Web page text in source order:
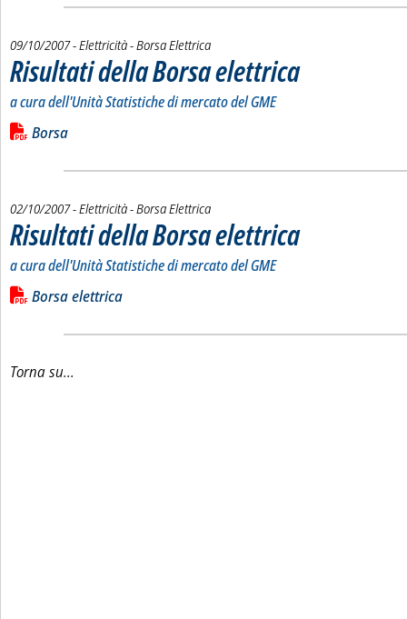
09/10/2007- Elettricità - Borsa Elettrica
Risultati della Borsa elettrica. Sottotitolo: a cura
. Pubblicata martedì 09
a cura dell'Unità Statistiche di mercato del GME
Leggi tutta la notizia: 'Risultati della Borsa elettrica'
Lista allegati PDF alla notizia
Borsa
02/10/2007- Elettricità - Borsa Elettrica
Risultati della Borsa elettrica. Sottotitolo: a cura
. Pubblicata martedì 02
a cura dell'Unità Statistiche di mercato del GME
Leggi tutta la notizia: 'Risultati della Borsa elettrica'
Lista allegati PDF alla notizia
Borsa elettrica
Torna su...